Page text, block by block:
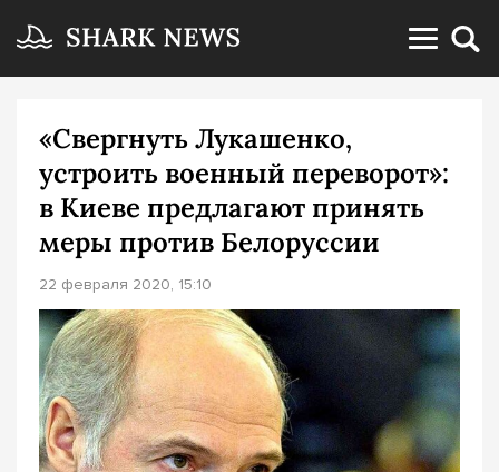
«Свергнуть Лукашенко,
устроить военный переворот»:
в Киеве предлагают принять
меры против Белоруссии
22 февраля 2020, 15:10